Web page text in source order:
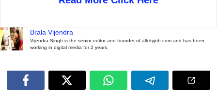
Brala Vijendra
Vijendra Singh is the senior editor and founder of allcityjob.com and has been
working in digital media for 2 years.